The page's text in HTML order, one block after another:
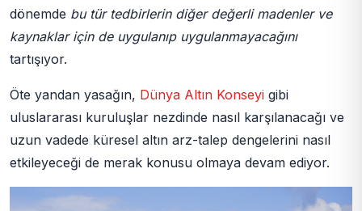
dönemde bu tür tedbirlerin diğer değerli madenler ve
kaynaklar için de uygulanıp uygulanmayacağını
tartışıyor.
Öte yandan yasağın, Dünya Altın Konseyi gibi
uluslararası kuruluşlar nezdinde nasıl karşılanacağı ve
uzun vadede küresel altın arz-talep dengelerini nasıl
etkileyeceği de merak konusu olmaya devam ediyor.